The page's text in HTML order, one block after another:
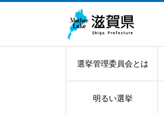
選挙管理委員会とは
明るい選挙